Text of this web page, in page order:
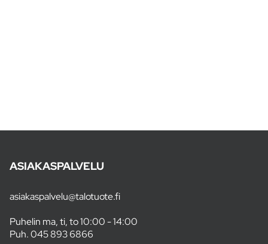
ASIAKASPALVELU
asiakaspalvelu@talotuote.fi
Puhelin ma, ti, to 10:00 - 14:00
Puh.045 893 6866